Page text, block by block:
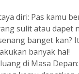
diri: Pas kamu
sulit atau dapet
banget kan?
banyak hal!
di Masa Depan: